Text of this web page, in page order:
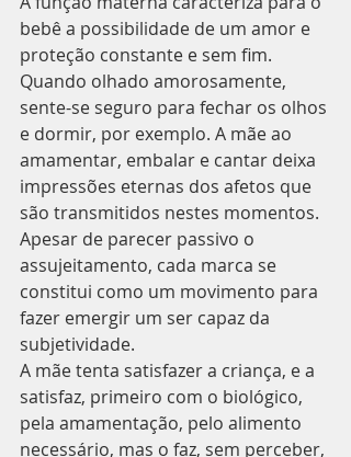
bebê a possibilidade de um amor e
proteção constante e sem fim.
Quando olhado amorosamente,
sente-se seguro para fechar os olhos
e dormir, por exemplo. A mãe ao
amamentar, embalar e cantar deixa
impressões eternas dos afetos que
são transmitidos nestes momentos.
Apesar de parecer passivo o
assujeitamento, cada marca se
constitui como um movimento para
fazer emergir um ser capaz da
subjetividade.
A mãe tenta satisfazer a criança, e a
satisfaz, primeiro com o biológico,
pela amamentação, pelo alimento
necessário, mas o faz, sem perceber,